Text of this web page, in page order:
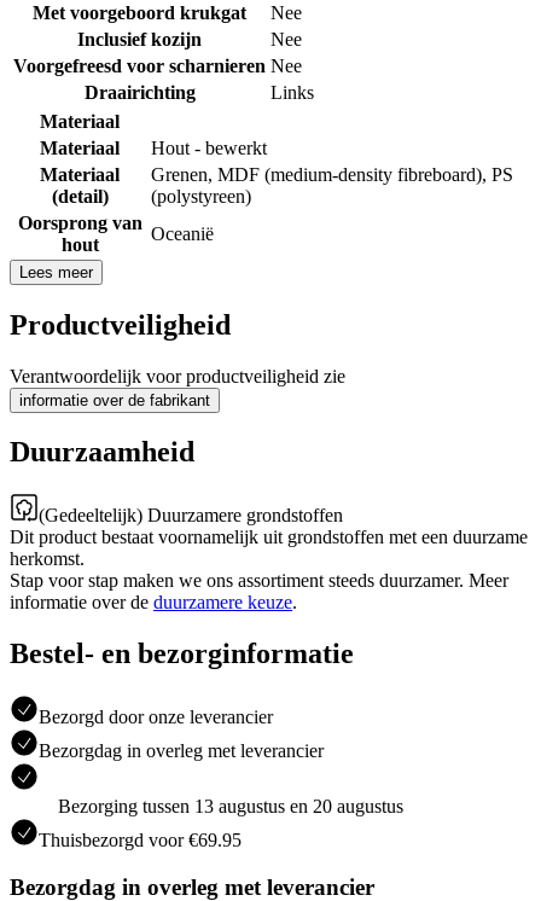
Met voorgeboord krukgat
Nee
Inclusief kozijn
Nee
Voorgefreesd voor scharnieren Nee
Draairichting
Links
Materiaal
Materiaal
Hout - bewerkt
Materiaal
(detail)
Grenen, MDF (medium-density fibreboard), PS
(polystyreen)
Oorsprong van
hout
Oceanië
Lees meer
Productveiligheid
Verantwoordelijk voor productveiligheid zie
informatie over de fabrikant
Duurzaamheid
(Gedeeltelijk) Duurzamere grondstoffen
Dit product bestaat voornamelijk uit grondstoffen met een duurzame
herkomst.
Stap voor stap maken we ons assortiment steeds duurzamer. Meer
informatie over de duurzamere keuze.
Bestel- en bezorginformatie
Bezorgd door onze leverancier
Bezorgdag in overleg met leverancier
Bezorging tussen 13 augustus en 20 augustus
Thuisbezorgd voor €69.95
Bezorgdag in overleg met leverancier